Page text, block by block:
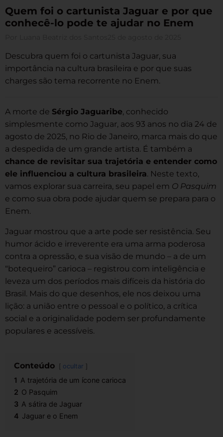
Quem foi o cartunista Jaguar e por que
conhecê-lo pode te ajudar no Enem
Descubra quem foi o cartunista Jaguar, sua
importância na cultura brasileira e por que suas
charges são tema recorrente no Enem.
A morte de Sérgio Jaguaribe, conhecido
simplesmente como Jaguar, aos 93 anos no dia 24 de
agosto de 2025, no Rio de Janeiro, marca mais do que
a despedida de um grande artista. É também a
chance de revisitar sua trajetória e entender como
ele influenciou a cultura brasileira. Neste texto,
vamos explorar sua carreira, seu papel em O Pasquim
e como sua obra pode ajudar quem se prepara para o
Enem.
Jaguar mostrou que a arte pode ser resistência. Seu
humor ácido e irreverente era uma arma poderosa
contra a opressão, e sua visão de mundo – a de um
“botequeiro” carioca – registrou com inteligência e
leveza um dos períodos mais difíceis da história do
Brasil. Mais do que desenhos, ele nos deixou uma
lição: a união entre o pessoal e o político, a crítica
social e a originalidade podem ser profundamente
populares e acessíveis.
Conteúdo ocultar
1 A trajetória de um ícone carioca
2 O Pasquim
3 A sátira de Jaguar
4 Jaguar e o Enem